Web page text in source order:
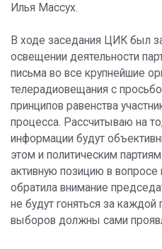
Илья Массух.
В ходе заседания ЦИК был
освещении деятельности
письма во все крупнейшие
телерадиовещания с
принципов равенства
процесса. Рассчитываю на
информации будут
этом и политическим
активную позицию в
обратила внимание
не будут гоняться за каждой
выборов должны сами